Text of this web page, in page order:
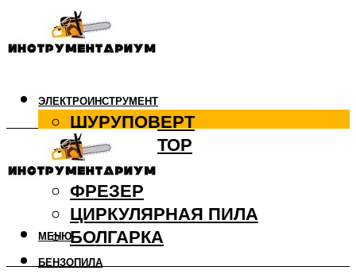
ЭЛЕКТРОИНСТРУМЕНТ
ШУРУПОВЕРТ
ПЕРФОРАТОР
ДРЕЛЬ
ФРЕЗЕР
ЦИРКУЛЯРНАЯ ПИЛА
БОЛГАРКА
БЕНЗОПИЛА
МЕНЮ